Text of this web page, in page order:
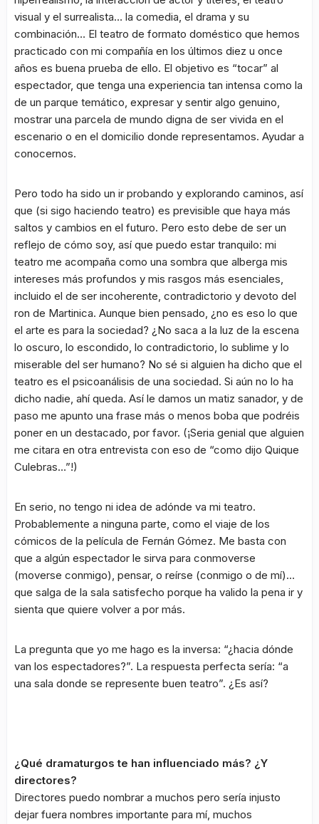
visual y el surrealista… la comedia, el drama y su
combinación… El teatro de formato doméstico que hemos
practicado con mi compañía en los últimos diez u once
años es buena prueba de ello. El objetivo es “tocar” al
espectador, que tenga una experiencia tan intensa como la
de un parque temático, expresar y sentir algo genuino,
mostrar una parcela de mundo digna de ser vivida en el
escenario o en el domicilio donde representamos. Ayudar a
conocernos.
Pero todo ha sido un ir probando y explorando caminos, así
que (si sigo haciendo teatro) es previsible que haya más
saltos y cambios en el futuro. Pero esto debe de ser un
reflejo de cómo soy, así que puedo estar tranquilo: mi
teatro me acompaña como una sombra que alberga mis
intereses más profundos y mis rasgos más esenciales,
incluido el de ser incoherente, contradictorio y devoto del
ron de Martinica. Aunque bien pensado, ¿no es eso lo que
el arte es para la sociedad? ¿No saca a la luz de la escena
lo oscuro, lo escondido, lo contradictorio, lo sublime y lo
miserable del ser humano? No sé si alguien ha dicho que el
teatro es el psicoanálisis de una sociedad. Si aún no lo ha
dicho nadie, ahí queda. Así le damos un matiz sanador, y de
paso me apunto una frase más o menos boba que podréis
poner en un destacado, por favor. (¡Seria genial que alguien
me citara en otra entrevista con eso de “como dijo Quique
Culebras…”!)
En serio, no tengo ni idea de adónde va mi teatro.
Probablemente a ninguna parte, como el viaje de los
cómicos de la película de Fernán Gómez. Me basta con
que a algún espectador le sirva para conmoverse
(moverse conmigo), pensar, o reírse (conmigo o de mí)…
que salga de la sala satisfecho porque ha valido la pena ir y
sienta que quiere volver a por más.
La pregunta que yo me hago es la inversa: “¿hacia dónde
van los espectadores?”. La respuesta perfecta sería: “a
una sala donde se represente buen teatro”. ¿Es así?
¿Qué dramaturgos te han influenciado más? ¿Y
directores?
Directores puedo nombrar a muchos pero sería injusto
dejar fuera nombres importante para mí, muchos